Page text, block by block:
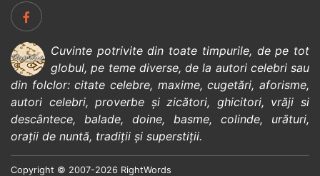
Cuvinte potrivite din toate timpurile, de pe tot
globul, pe teme diverse, de la autori celebrisau
din folclor:citate celebre, maxime,cugetări,aforisme,
autori celebri,proverbe și zicători, ghicitori, vrăji si
descântece, balade, doine, basme, colinde, urături,
orații de nuntă, tradiții și superstiții.
Copyright © 2007-2026 RightWords